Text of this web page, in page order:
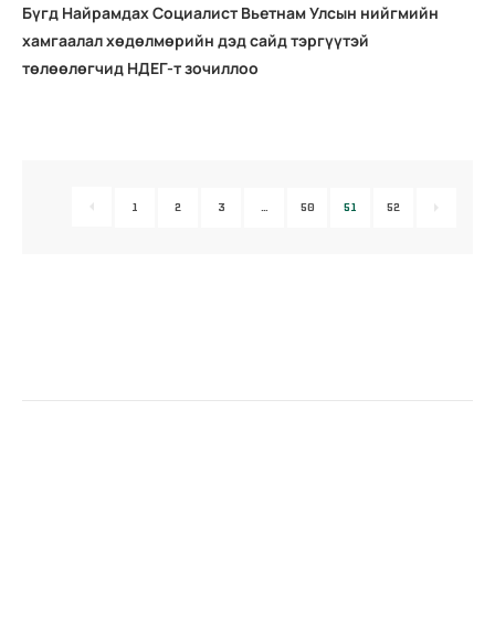
Бүгд Найрамдах Социалист Вьетнам Улсын нийгмийн
хамгаалал хөдөлмөрийн дэд сайд тэргүүтэй
төлөөлөгчид НДЕГ-т зочиллоо
1 2 3 … 50 51 52